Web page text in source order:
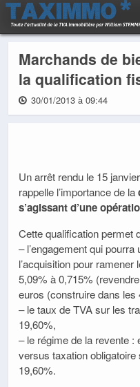
Marchands de
la qualification
30/01/2013 à 09:44
Un arrêt rendu le 15
rappelle l’importance de la
s’agissant d’une
Cette qualification permet
– l’engagement qui
l’acquisition pour ramener
5,09% à 0,715%
euros (construire dans les
– le taux de TVA sur les
19,60%,
– le régime de la revente :
versus taxation
19,60%.